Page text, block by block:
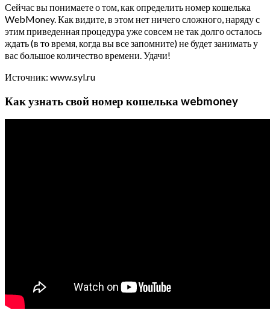
Сейчас вы понимаете о том, как определить номер кошелька
WebMoney. Как видите, в этом нет ничего сложного, наряду с
этим приведенная процедура уже совсем не так долго осталось
ждать (в то время, когда вы все запомните) не будет занимать у
вас большое количество времени. Удачи!
Источник: www.syl.ru
Как узнать свой номер кошелька webmoney